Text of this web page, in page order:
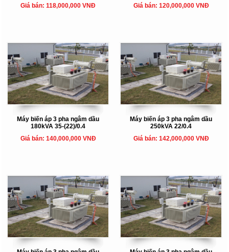
Giá bán: 118,000,000 VNĐ
Giá bán: 120,000,000 VNĐ
Máy biến áp 3 pha ngâm dầu
180kVA 35-(22)/0.4
Giá bán: 140,000,000 VNĐ
Máy biến áp 3 pha ngâm dầu
250kVA 22/0.4
Giá bán: 142,000,000 VNĐ